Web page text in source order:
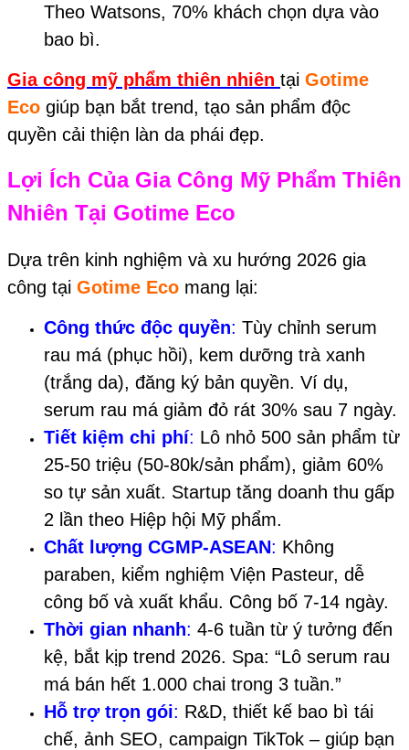
Theo Watsons, 70% khách chọn dựa vào
bao bì.
Gia công mỹ phẩm thiên nhiên tại Gotime
Eco giúp bạn bắt trend, tạo sản phẩm độc
quyền cải thiện làn da phái đẹp.
Lợi Ích Của Gia Công Mỹ Phẩm Thiên
Nhiên Tại Gotime Eco
Dựa trên kinh nghiệm và xu hướng 2026 gia
công tại Gotime Eco mang lại:
Công thức độc quyền: Tùy chỉnh serum
rau má (phục hồi), kem dưỡng trà xanh
(trắng da), đăng ký bản quyền. Ví dụ,
serum rau má giảm đỏ rát 30% sau 7 ngày.
Tiết kiệm chi phí: Lô nhỏ 500 sản phẩm từ
25-50 triệu (50-80k/sản phẩm), giảm 60%
so tự sản xuất. Startup tăng doanh thu gấp
2 lần theo Hiệp hội Mỹ phẩm.
Chất lượng CGMP-ASEAN: Không
paraben, kiểm nghiệm Viện Pasteur, dễ
công bố và xuất khẩu. Công bố 7-14 ngày.
Thời gian nhanh: 4-6 tuần từ ý tưởng đến
kệ, bắt kịp trend 2026. Spa: “Lô serum rau
má bán hết 1.000 chai trong 3 tuần.”
Hỗ trợ trọn gói: R&D, thiết kế bao bì tái
chế, ảnh SEO, campaign TikTok – giúp bạn